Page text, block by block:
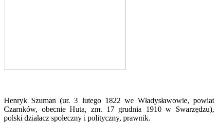
Henryk Szuman (ur. 3 lutego 1822 we Władysławowie, powiat
Czarnków, obecnie Huta, zm. 17 grudnia 1910 w Swarzędzu),
polski działacz społeczny i polityczny, prawnik.